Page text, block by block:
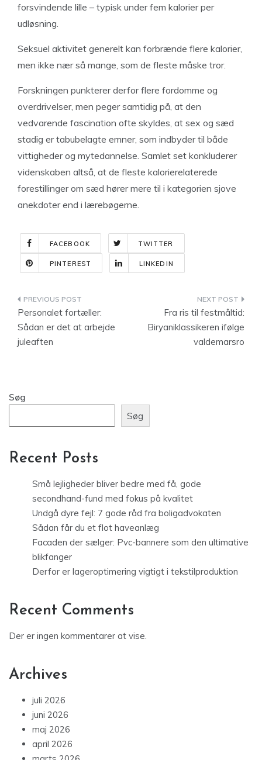
forsvindende lille – typisk under fem kalorier per
udløsning.
Seksuel aktivitet generelt kan forbrænde flere kalorier,
men ikke nær så mange, som de fleste måske tror.
Forskningen punkterer derfor flere fordomme og
overdrivelser, men peger samtidig på, at den
vedvarende fascination ofte skyldes, at sex og sæd
stadig er tabubelagte emner, som indbyder til både
vittigheder og mytedannelse. Samlet set konkluderer
videnskaben altså, at de fleste kalorierelaterede
forestillinger om sæd hører mere til i kategorien sjove
anekdoter end i lærebøgerne.
FACEBOOK TWITTER
PINTEREST LINKEDIN
Indlægsnavigation
Personalet fortæller:
Sådan er det at arbejde
juleaften
Fra ris til festmåltid:
Biryaniklassikeren ifølge
valdemarsro
Søg
Søg
Recent Posts
Små lejligheder bliver bedre med få, gode
secondhand-fund med fokus på kvalitet
Undgå dyre fejl: 7 gode råd fra boligadvokaten
Sådan får du et flot haveanlæg
Facaden der sælger: Pvc-bannere som den ultimative
blikfanger
Derfor er lageroptimering vigtigt i tekstilproduktion
Recent Comments
Der er ingen kommentarer at vise.
Archives
juli 2026
juni 2026
maj 2026
april 2026